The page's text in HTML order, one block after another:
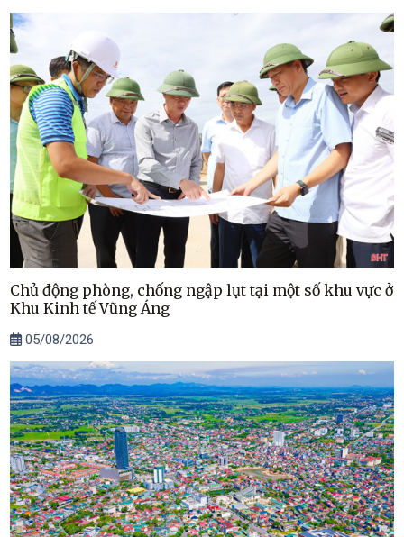
Chủ động phòng, chống ngập lụt tại một số khu vực ở
Khu Kinh tế Vũng Áng
05/08/2026